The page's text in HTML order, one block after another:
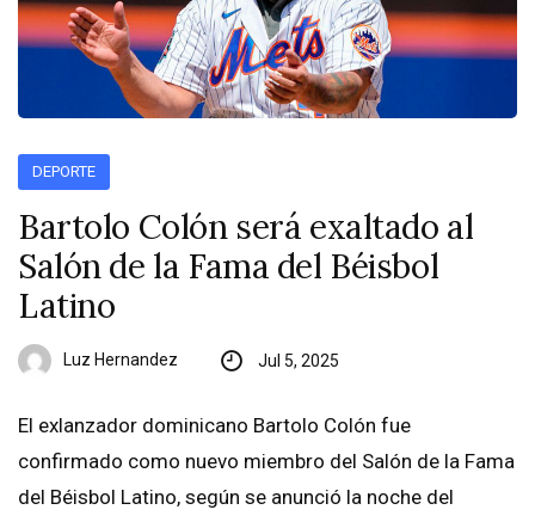
DEPORTE
Bartolo Colón será exaltado al
Salón de la Fama del Béisbol
Latino
Luz Hernandez Jul 5, 2025
El exlanzador dominicano Bartolo Colón fue
confirmado como nuevo miembro del Salón de la Fama
del Béisbol Latino, según se anunció la noche del